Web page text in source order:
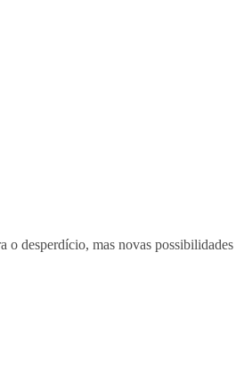
desperdício, mas novas